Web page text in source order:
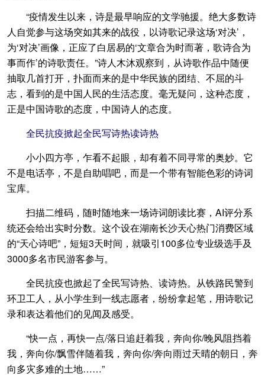
“疫情发生以来，诗是最早响应的文学驰援。绝大多数诗
人自觉参与这场突如其来的战役，以诗歌记录这场‘对决’，
为‘对决’画像，正应了白居易的‘文章合为时而著，歌诗合为
事而作’的诗歌责任。”诗人木沐观察到，从诗歌作品中随便
抽取几首打开，扑面而来的是中华民族的团结、不屈的斗
志，看到的是中国人民的生活态度。毫无疑问，这种态度，
正是中国诗歌的态度，中国诗人的态度。
全民抗疫掀起全民写诗热读诗热
小小四方亭，乍看不起眼，却有着不同寻常的奥妙。它
不是电话亭，不是自助唱吧，而是一个带有智能色彩的诗词
宝库。
扫描二维码，随时随地来一场诗词朗读比赛，AI评分系
统还会给出实时分数。这个设在湖南长沙天心热门消费区域
的“天心诗吧”，短短3天时间，就吸引100多位专业级选手及
3000多名市民游客参与。
全民抗疫也掀起了全民写诗热、读诗热。从铁路民警到
环卫工人，从小学生到一线志愿者，纷纷拿起笔，用诗歌记
录和表达着他们的见闻及感受。
“快一点，再快一点/落日追赶着我，奔向你/晚风阻挡着
我，奔向你/飘雪伴随着我，奔向你/奔向雨过天晴的朝日，奔
向多灾多难的土地……”